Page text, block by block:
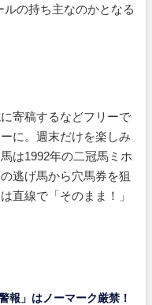
の持ち主なのかとなる
寄稿するなどフリーで
に。週末だけを楽しみ
は1992年の二冠馬ミホ
逃げ馬から穴馬券を狙
直線で「そのまま！」
報」はノーマーク厳禁！